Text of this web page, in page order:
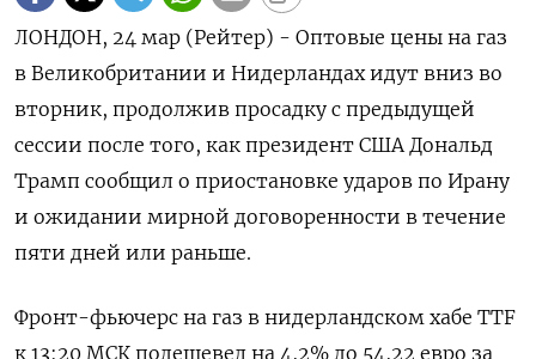
ЛОНДОН, 24 мар (Рейтер) - Оптовые цены на газ
в Великобритании и Нидерландах идут вниз во
вторник, продолжив просадку с предыдущей
сессии после ‌того, как президент США Дональд
Трамп сообщил о приостановке ударов по Ирану
и ожидании мирной договоренности в течение
пяти дней или ​раньше.
Фронт-фьючерс на газ ​в нидерландском ​хабе TTF
⁠к 13:20 МСК подешевел на 4,2% до ‌54,22 евро за